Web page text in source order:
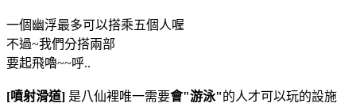
一個幽浮最多可以搭乘五個人喔
不過~我們分搭兩部
要起飛嚕~~呼..
[噴射滑道] 是八仙裡唯一需要會"游泳"的人才可以玩的設施